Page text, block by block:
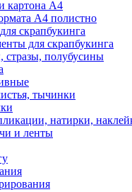
картона А4
А4 полистно
скрапбукинга
для скрапбукинга
стразы, полубусины
тычинки
натирки,
и ленты